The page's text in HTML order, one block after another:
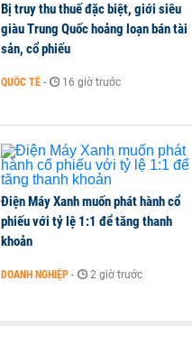
Bị truy thu thuế đặc biệt, giới siêu
giàu Trung Quốc hoảng loạn bán tài
sản, cổ phiếu
QUỐC TẾ - 16 giờ trước
Điện Máy Xanh muốn phát hành cổ
phiếu với tỷ lệ 1:1 để tăng thanh
khoản
DOANH NGHIỆP - 2 giờ trước